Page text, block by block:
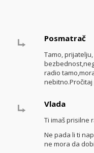
Posmatrač
Tamo,
radio
Vlada
Ti imaš prisilne
Ne pada li ti
ne mora da